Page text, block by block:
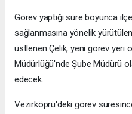
Görev yaptığı süre boyunca
sağlanmasına yönelik
üstlenen Çelik, yeni görev yeri
Müdürlüğü'nde Şube Müdürü
edecek.
Vezirköprü'deki görev